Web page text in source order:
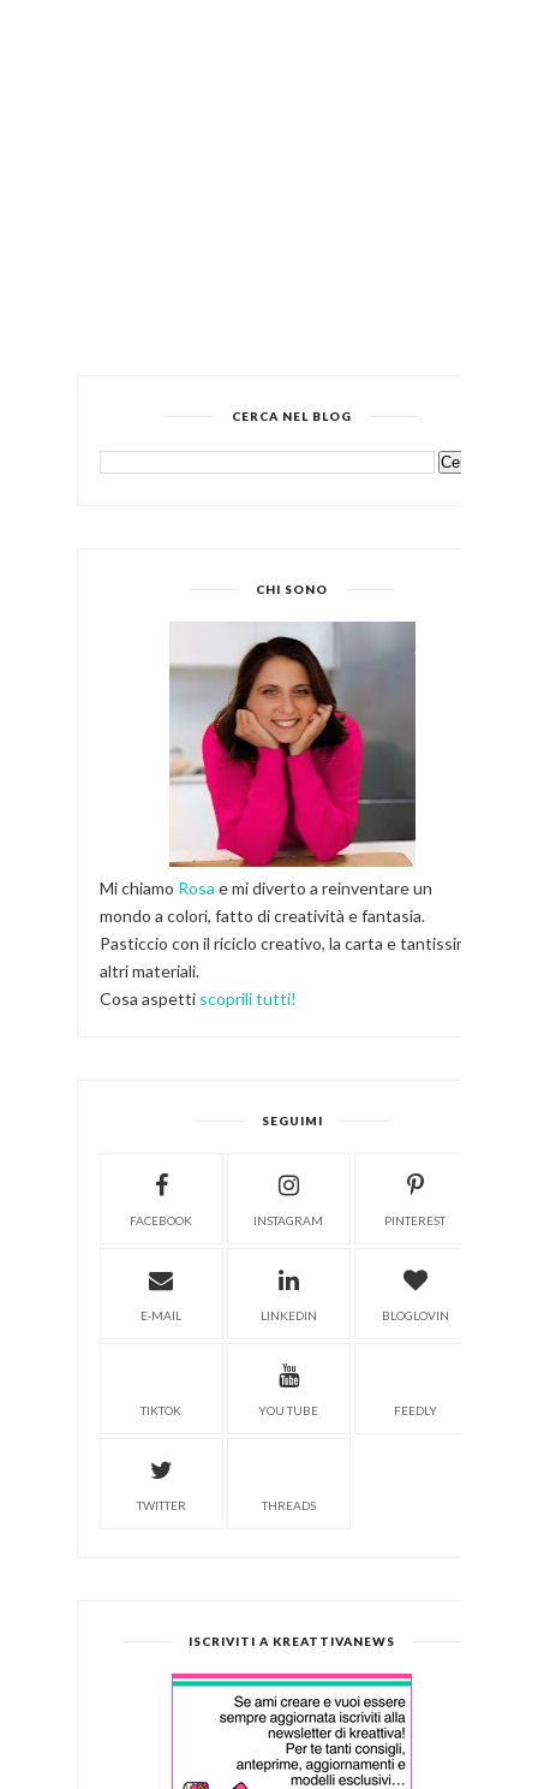
CERCA NEL BLOG
CHI SONO
Mi chiamo Rosa e mi diverto a reinventare un
mondo a colori, fatto di creatività e fantasia.
Pasticcio con il riciclo creativo, la carta e tantissimi
altri materiali.
Cosa aspetti scoprili tutti!
SEGUIMI
FACEBOOK INSTAGRAM PINTEREST
E-MAIL LINKEDIN BLOGLOVIN
TIKTOK YOU TUBE FEEDLY
TWITTER THREADS
ISCRIVITI A KREATTIVANEWS